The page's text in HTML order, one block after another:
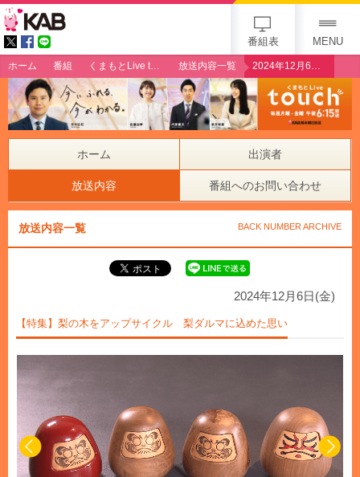
番組表 MENU
ホーム 番組 くまもとLive touch 放送内容一覧 2024年12月6日（金）【特集】梨の木をアップサイクル 梨ダルマに込めた思い
ホーム 出演者
放送内容 番組へのお問い合わせ
放送内容一覧 BACK NUMBER ARCHIVE
2024年12月6日(金)
【特集】梨の木をアップサイクル 梨ダルマに込めた思い